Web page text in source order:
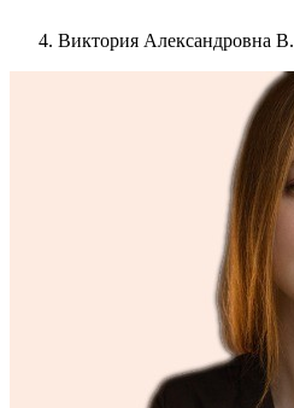
Виктория Александровна В.